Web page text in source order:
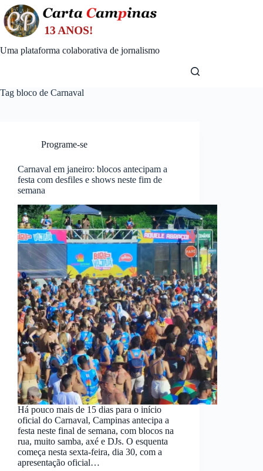
Skip
to
content
Uma plataforma colaborativa de jornalismo
Tag bloco de Carnaval
Programe-se
Carnaval em janeiro: blocos antecipam a
festa com desfiles e shows neste fim de
semana
Há pouco mais de 15 dias para o início
oficial do Carnaval, Campinas antecipa a
festa neste final de semana, com blocos na
rua, muito samba, axé e DJs. O esquenta
começa nesta sexta-feira, dia 30, com a
apresentação oficial…